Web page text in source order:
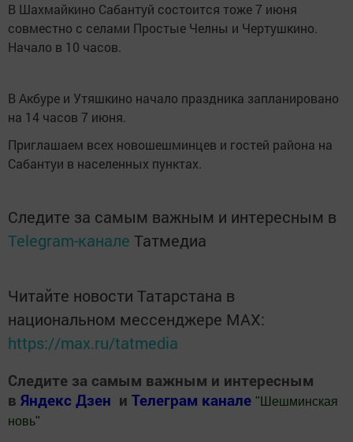
В Шахмайкино Сабантуй состоится тоже 7 июня
совместно с селами Простые Челны и Чертушкино.
Начало в 10 часов.
В Акбуре и Утяшкино начало праздника запланировано
на 14 часов 7 июня.
Приглашаем всех новошешминцев и гостей района на
Сабантуи в населенных пунктах.
Следите за самым важным и интересным в
Telegram-канале Татмедиа
Читайте новости Татарстана в
национальном мессенджере MАХ:
https://max.ru/tatmedia
Следите за самым важным и интересным
в Яндекс Дзен и Телеграм канале " Шешминская
новь"